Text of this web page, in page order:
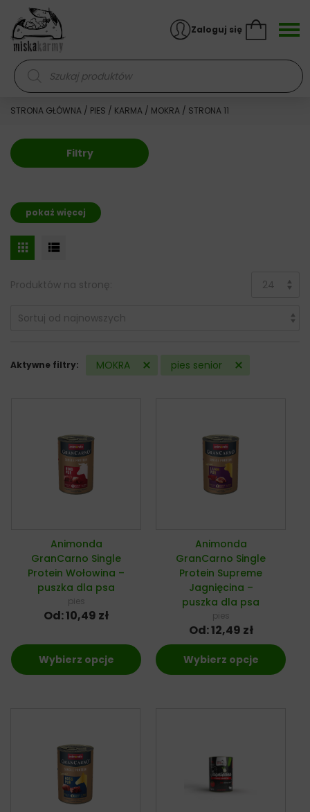
Skocz do treści
Wyszukiwarka produktów
Zaloguj się
STRONA GŁÓWNA / PIES / KARMA / MOKRA / STRONA 11
Filtry
pokaż więcej
Produktów na stronę:
Aktywne filtry: MOKRA pies senior
Animonda
GranCarno Single
Protein Wołowina –
puszka dla psa
pies
Od:10,49 zł
Wybierz opcje
Animonda
GranCarno Single
Protein Supreme
Jagnięcina –
puszka dla psa
pies
Od:12,49 zł
Wybierz opcje